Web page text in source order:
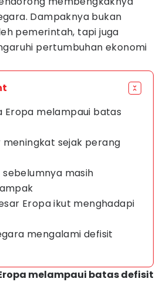
Dampaknya bukan
pemerintah, tapi juga
pertumbuhan ekonomi
Eropa melampaui batas
meningkat sejak perang
sebelumnya masih
Eropa ikut menghadapi
mengalami defisit
melampaui batas defisit